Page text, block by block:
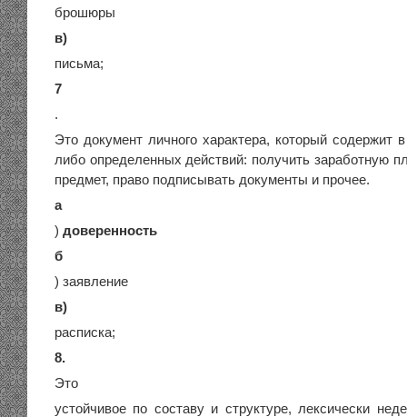
брошюры
в)
письма;
7
.
Это документ личного характера, который содержит
либо определенных действий: получить заработную
предмет, право подписывать документы и прочее.
а
) доверенность
б
) заявление
в)
расписка;
8.
Это
устойчивое по составу и структуре, лексически